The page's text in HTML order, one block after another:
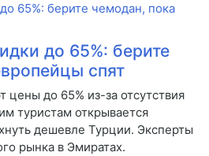
до 65%: берите
спят
до 65% из-за отсутствия
туристам открывается
дешевле Турции. Эксперты
рынка в Эмиратах.